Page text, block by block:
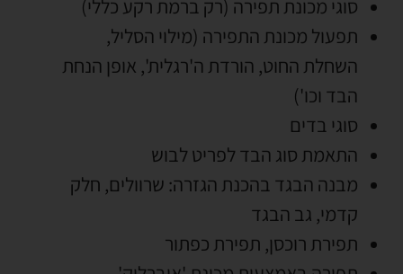
סוגי מכונת תפירה (רק ברמת רקע כללי)
תפעול מכונת התפירה (מילוי הסליל,
השחלת החוט, הורדת ה'רגלית', אופן הנחת
הבד וכו')
סוגי בדים
התאמת סוג הבד לפריט לבוש
מבנה הבגד בהכנת הגזרה: שרוולים, חלק
קדמי, גב הבגד
תפירת רוכסן, תפירת כפתור